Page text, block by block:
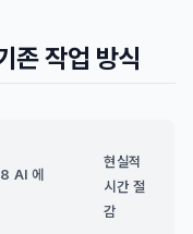
존 작업 방식
AI 에
현실적
시간 절
감